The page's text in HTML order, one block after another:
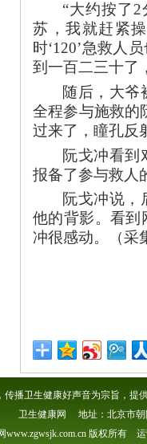
“大约按了
苏，我就赶紧
时‘120’急救人
到一百二三十了
随后，大爷
全程参与施救的
过来了，瞳孔反
阮戈冲看到
报备了参与救人
阮戈冲说，
他的背影。看到
冲很感动。（采
播卫生健康好声音为宗旨，提
卫生健康网 地址：北京市朝
www.zgwsjk.com.cn 版权所有